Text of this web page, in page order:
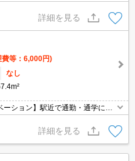
テムキッチン等快適設備が満載で
も便利です♪新婚様におススメの
詳細を見る
費等：6,000円)
なし
ーション】駅近で通勤・通学にと
Ｖモニターホン・エアコン２台付
ＤＫに注目ですね☆買い物も便
詳細を見る